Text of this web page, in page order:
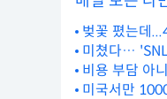
벚꽃 폈는데
미쳤다…
비용 부담 아
미국서만